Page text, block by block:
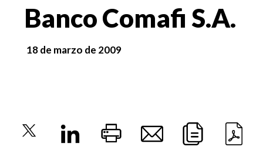
Banco Comafi S.A.
18 de marzo de 2009